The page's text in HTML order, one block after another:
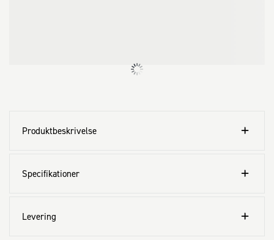
Produktbeskrivelse
Specifikationer
Levering